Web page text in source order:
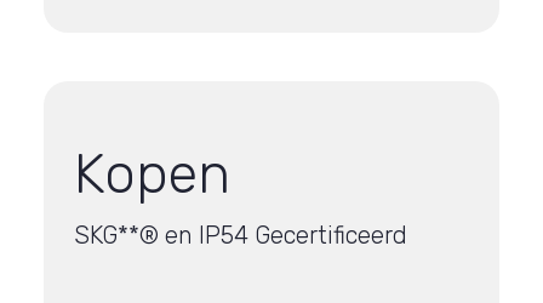
Kopen
SKG**® en IP54 Gecertificeerd